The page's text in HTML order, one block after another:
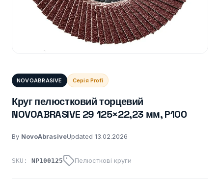
NOVOABRASIVE Серія Profi
Круг пелюстковий торцевий
NOVOABRASIVE 29 125×22,23 мм, P100
By NovoAbrasiveUpdated 13.02.2026
SKU: NP100125 Пелюсткові круги